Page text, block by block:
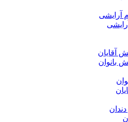
آرایشی
آقایان
بانوان